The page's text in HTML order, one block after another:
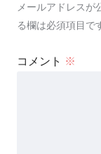
メールアドレスが
る欄は必須項目で
コメント ※